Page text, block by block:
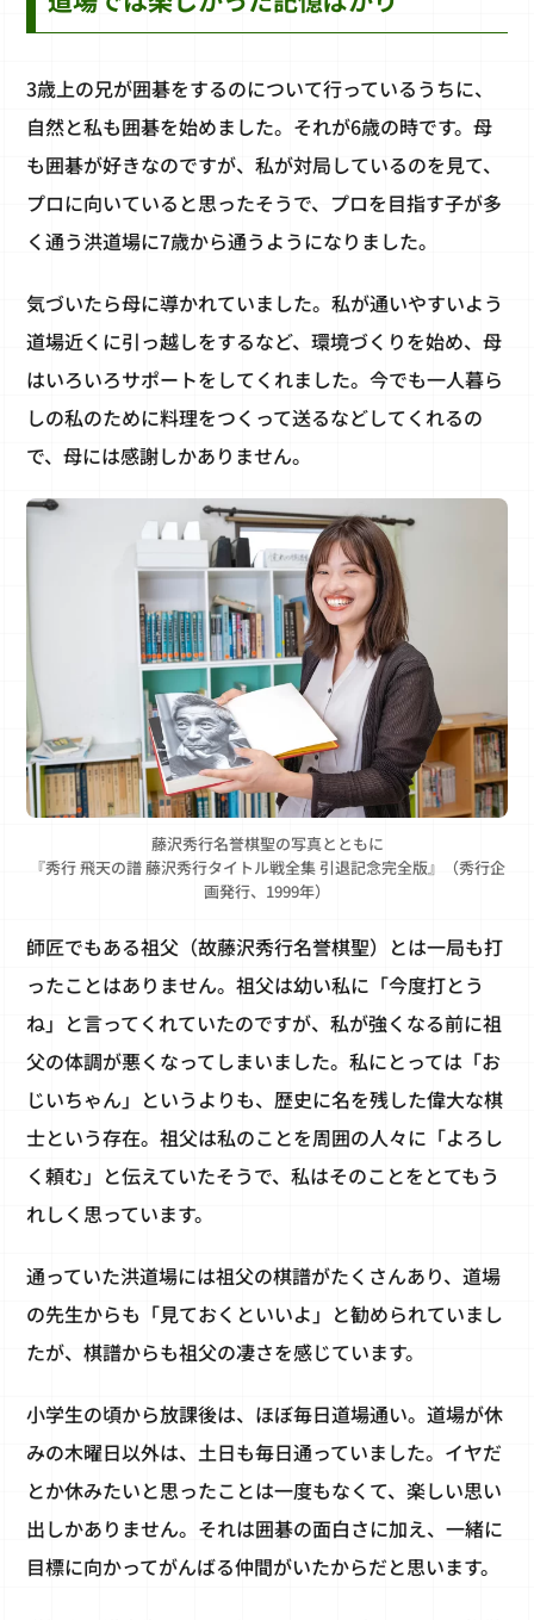
3歳上の兄が囲碁をするのについて行っているうちに、
自然と私も囲碁を始めました。それが6歳の時です。母
も囲碁が好きなのですが、私が対局しているのを見て、
プロに向いていると思ったそうで、プロを目指す子が多
く通う洪道場に7歳から通うようになりました。
気づいたら母に導かれていました。私が通いやすいよう
道場近くに引っ越しをするなど、環境づくりを始め、母
はいろいろサポートをしてくれました。今でも一人暮ら
しの私のために料理をつくって送るなどしてくれるの
で、母には感謝しかありません。
藤沢秀行名誉棋聖の写真とともに
『秀行 飛天の譜 藤沢秀行タイトル戦全集 引退記念完全版』（秀行企
画発行、1999年）
師匠でもある祖父（故藤沢秀行名誉棋聖）とは一局も打
ったことはありません。祖父は幼い私に「今度打とう
ね」と言ってくれていたのですが、私が強くなる前に祖
父の体調が悪くなってしまいました。私にとっては「お
じいちゃん」というよりも、歴史に名を残した偉大な棋
士という存在。祖父は私のことを周囲の人々に「よろし
く頼む」と伝えていたそうで、私はそのことをとてもう
れしく思っています。
通っていた洪道場には祖父の棋譜がたくさんあり、道場
の先生からも「見ておくといいよ」と勧められていまし
たが、棋譜からも祖父の凄さを感じています。
小学生の頃から放課後は、ほぼ毎日道場通い。道場が休
みの木曜日以外は、土日も毎日通っていました。イヤだ
とか休みたいと思ったことは一度もなくて、楽しい思い
出しかありません。それは囲碁の面白さに加え、一緒に
目標に向かってがんばる仲間がいたからだと思います。